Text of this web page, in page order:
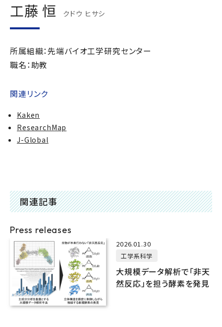
工藤 恒 クドウ ヒサシ
所属組織：先端バイオ工学研究センター
職名：助教
関連リンク
Kaken
ResearchMap
J-Global
関連記事
Press releases
2026.01.30
工学系科学
大規模データ解析で「非天
然反応」を担う酵素を発見